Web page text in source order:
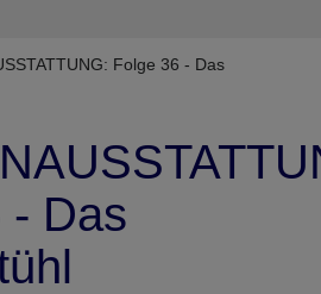
Folge 36 - Das
- Das